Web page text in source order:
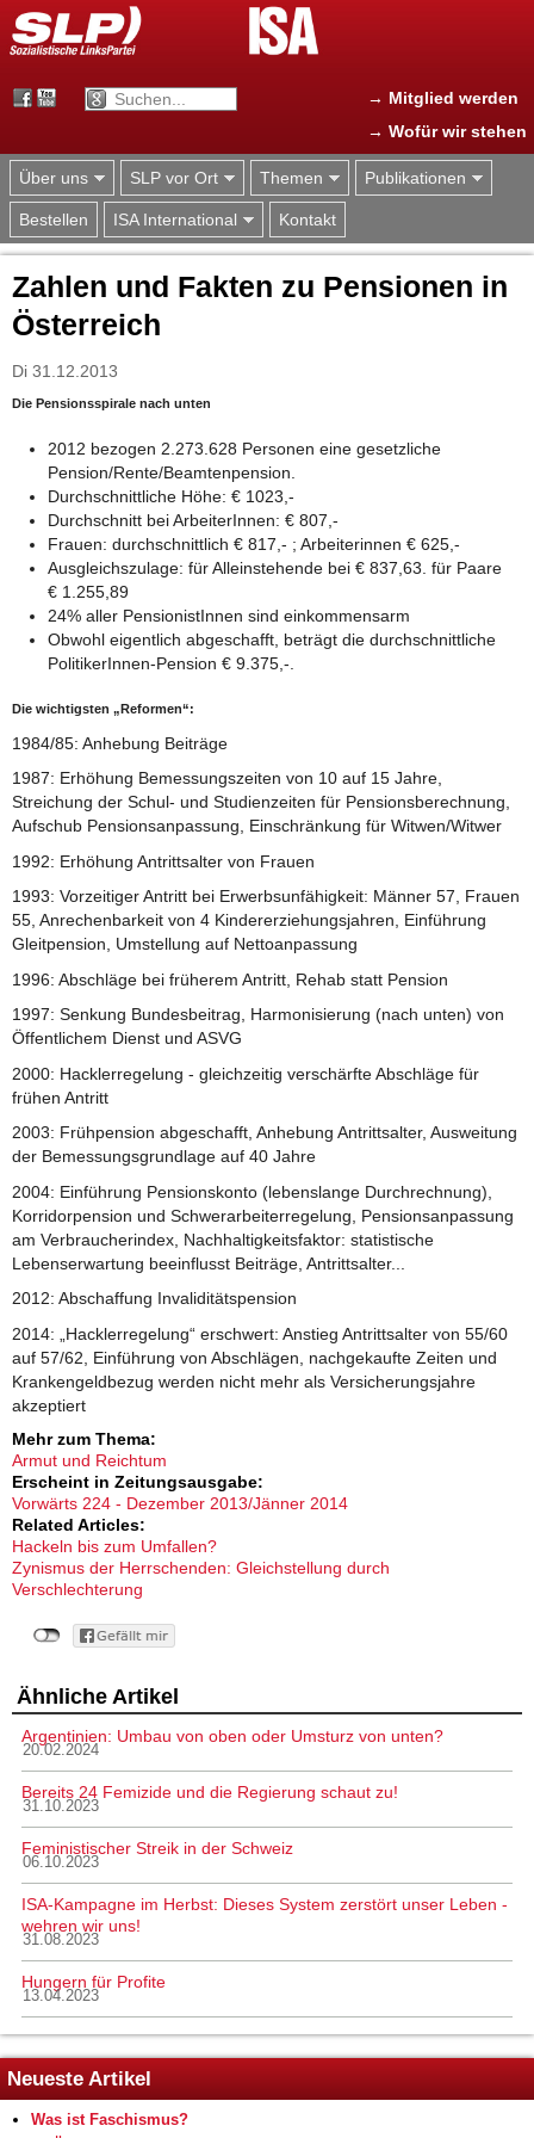
Jump to navigation
→ Mitglied werden
→ Wofür wir stehen
Über uns SLP vor Ort Themen Publikationen
Bestellen ISA International Kontakt
Zahlen und Fakten zu Pensionen in
Österreich
Di 31.12.2013
Die Pensionsspirale nach unten
2012 bezogen 2.273.628 Personen eine gesetzliche
Pension/Rente/Beamtenpension.
Durchschnittliche Höhe: € 1023,-
Durchschnitt bei ArbeiterInnen: € 807,-
Frauen: durchschnittlich € 817,- ; Arbeiterinnen € 625,-
Ausgleichszulage: für Alleinstehende bei € 837,63. für Paare
€ 1.255,89
24% aller PensionistInnen sind einkommensarm
Obwohl eigentlich abgeschafft, beträgt die durchschnittliche
PolitikerInnen-Pension € 9.375,-.
Die wichtigsten „Reformen“:
1984/85: Anhebung Beiträge
1987: Erhöhung Bemessungszeiten von 10 auf 15 Jahre,
Streichung der Schul- und Studienzeiten für Pensionsberechnung,
Aufschub Pensionsanpassung, Einschränkung für Witwen/Witwer
1992: Erhöhung Antrittsalter von Frauen
1993: Vorzeitiger Antritt bei Erwerbsunfähigkeit: Männer 57, Frauen
55, Anrechenbarkeit von 4 Kindererziehungsjahren, Einführung
Gleitpension, Umstellung auf Nettoanpassung
1996: Abschläge bei früherem Antritt, Rehab statt Pension
1997: Senkung Bundesbeitrag, Harmonisierung (nach unten) von
Öffentlichem Dienst und ASVG
2000: Hacklerregelung - gleichzeitig verschärfte Abschläge für
frühen Antritt
2003: Frühpension abgeschafft, Anhebung Antrittsalter, Ausweitung
der Bemessungsgrundlage auf 40 Jahre
2004: Einführung Pensionskonto (lebenslange Durchrechnung),
Korridorpension und Schwerarbeiterregelung, Pensionsanpassung
am Verbraucherindex, Nachhaltigkeitsfaktor: statistische
Lebenserwartung beeinflusst Beiträge, Antrittsalter...
2012: Abschaffung Invaliditätspension
2014: „Hacklerregelung“ erschwert: Anstieg Antrittsalter von 55/60
auf 57/62, Einführung von Abschlägen, nachgekaufte Zeiten und
Krankengeldbezug werden nicht mehr als Versicherungsjahre
akzeptiert
Mehr zum Thema:
Armut und Reichtum
Erscheint in Zeitungsausgabe:
Vorwärts 224 - Dezember 2013/Jänner 2014
Related Articles:
Hackeln bis zum Umfallen?
Zynismus der Herrschenden: Gleichstellung durch
Verschlechterung
Ähnliche Artikel
Argentinien: Umbau von oben oder Umsturz von unten?
20.02.2024
Bereits 24 Femizide und die Regierung schaut zu!
31.10.2023
Feministischer Streik in der Schweiz
06.10.2023
ISA-Kampagne im Herbst: Dieses System zerstört unser Leben -
wehren wir uns!
31.08.2023
Hungern für Profite
13.04.2023
Neueste Artikel
Was ist Faschismus?